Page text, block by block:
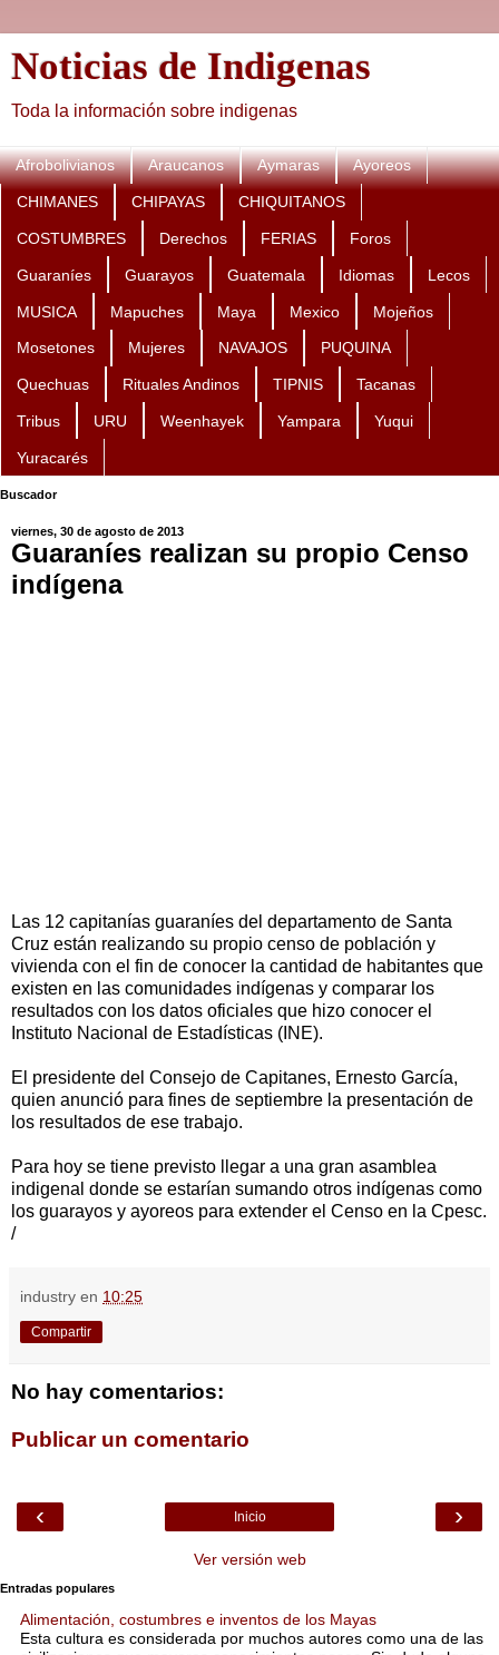
Noticias de Indigenas
Toda la información sobre indigenas
Afrobolivianos Araucanos Aymaras Ayoreos
CHIMANES CHIPAYAS CHIQUITANOS
COSTUMBRES Derechos FERIAS Foros
Guaraníes Guarayos Guatemala Idiomas Lecos
MUSICA Mapuches Maya Mexico Mojeños
Mosetones Mujeres NAVAJOS PUQUINA
Quechuas Rituales Andinos TIPNIS Tacanas
Tribus URU Weenhayek Yampara Yuqui
Yuracarés
Buscador
viernes, 30 de agosto de 2013
Guaraníes realizan su propio Censo
indígena
Las 12 capitanías guaraníes del departamento de Santa
Cruz están realizando su propio censo de población y
vivienda con el fin de conocer la cantidad de habitantes que
existen en las comunidades indígenas y comparar los
resultados con los datos oficiales que hizo conocer el
Instituto Nacional de Estadísticas (INE).
El presidente del Consejo de Capitanes, Ernesto García,
quien anunció para fines de septiembre la presentación de
los resultados de ese trabajo.
Para hoy se tiene previsto llegar a una gran asamblea
indigenal donde se estarían sumando otros indígenas como
los guarayos y ayoreos para extender el Censo en la Cpesc.
/
industry en 10:25
Compartir
No hay comentarios:
Publicar un comentario
‹ ›
Inicio
Ver versión web
Entradas populares
Alimentación, costumbres e inventos de los Mayas
Esta cultura es considerada por muchos autores como una de las